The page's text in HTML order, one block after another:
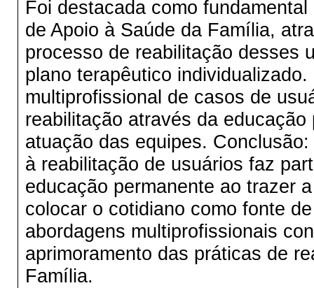
Foi destacada como
de Apoio à Saúde da Família,
processo de reabilitação desses
plano terapêutico
multiprofissional de casos de
reabilitação através da
atuação das equipes.
à reabilitação de usuários faz
educação permanente ao trazer
colocar o cotidiano como fonte
abordagens multiprofissionais
aprimoramento das práticas de
Família.